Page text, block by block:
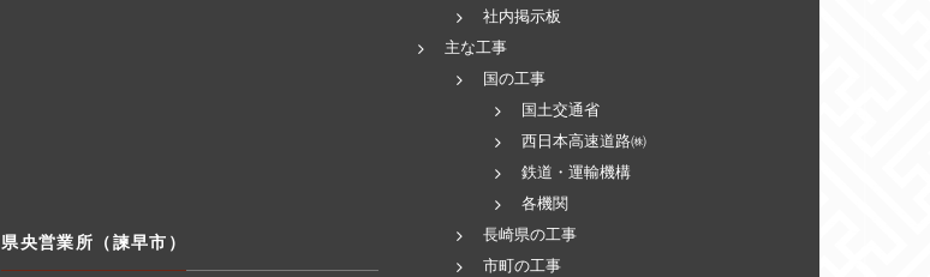
県央営業所（諫早市）
社内掲示板
主な工事
国の工事
国土交通省
西日本高速道路㈱
鉄道・運輸機構
各機関
長崎県の工事
市町の工事